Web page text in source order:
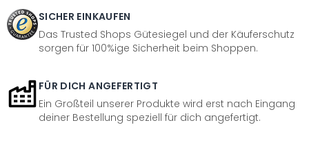
SICHER EINKAUFEN
Das Trusted Shops Gütesiegel und der Käuferschutz
sorgen für 100%ige Sicherheit beim Shoppen.
FÜR DICH ANGEFERTIGT
Ein Großteil unserer Produkte wird erst nach Eingang
deiner Bestellung speziell für dich angefertigt.